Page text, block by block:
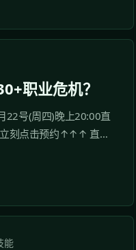
白这个词是迪丽热巴、
。...
职业危机？
22号(周四)晚上20:00直
刻点击预约↑↑↑ 直播
能